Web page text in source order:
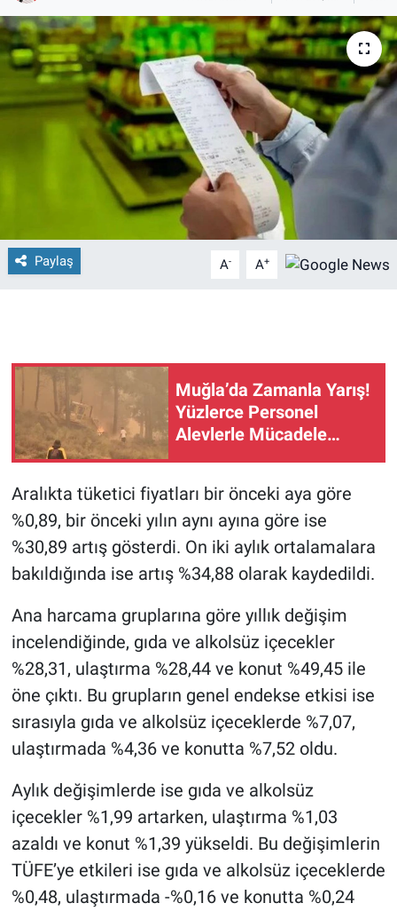
Paylaş A- A+
Muğla’da Zamanla Yarış!
Yüzlerce Personel
Alevlerle Mücadele
Aralıkta tüketici fiyatları bir önceki aya göre
%0,89, bir önceki yılın aynı ayına göre ise
%30,89 artış gösterdi. On iki aylık ortalamalara
bakıldığında ise artış %34,88 olarak kaydedildi.
Ana harcama gruplarına göre yıllık değişim
incelendiğinde, gıda ve alkolsüz içecekler
%28,31, ulaştırma %28,44 ve konut %49,45 ile
öne çıktı. Bu grupların genel endekse etkisi ise
sırasıyla gıda ve alkolsüz içeceklerde %7,07,
ulaştırmada %4,36 ve konutta %7,52 oldu.
Aylık değişimlerde ise gıda ve alkolsüz
içecekler %1,99 artarken, ulaştırma %1,03
azaldı ve konut %1,39 yükseldi. Bu değişimlerin
TÜFE’ye etkileri ise gıda ve alkolsüz içeceklerde
%0,48, ulaştırmada -%0,16 ve konutta %0,24